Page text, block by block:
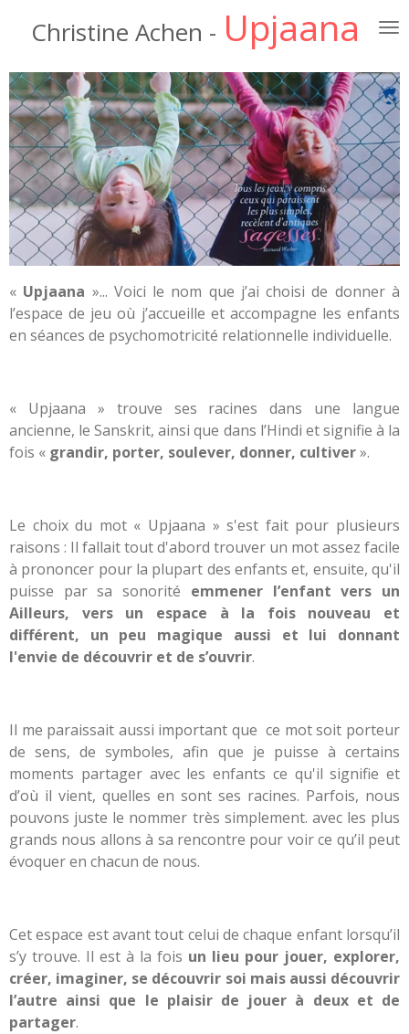
principal
Christine Achen - Upjaana
« Upjaana »... Voici le nom que j’ai choisi de donner à
l’espace de jeu où j’accueille et accompagne les enfants
en séances de psychomotricité relationnelle individuelle.
« Upjaana » trouve ses racines dans une langue
ancienne, le Sanskrit, ainsi que dans l’Hindi et signifie à la
fois « grandir, porter, soulever, donner, cultiver».
Le choix du mot « Upjaana » s'est fait pour plusieurs
raisons : Il fallait tout d'abord trouver un mot assez facile
à prononcer pour la plupart des enfants et, ensuite, qu'il
puisse par sa sonorité emmener l’enfant vers un
Ailleurs, vers un espace à la fois nouveau et
différent, un peu magique aussi et lui donnant
l'envie de découvrir et de s’ouvrir.
Il me paraissait aussi important que ce mot soit porteur
de sens, de symboles, afin que je puisse à certains
moments partager avec les enfants ce qu'il signifie et
d’où il vient, quelles en sont ses racines. Parfois, nous
pouvons juste le nommer très simplement. avec les plus
grands nous allons à sa rencontre pour voir ce qu’il peut
évoquer en chacun de nous.
Cet espace est avant tout celui de chaque enfant lorsqu’il
s’y trouve. Il est à la fois un lieu pour jouer, explorer,
créer, imaginer, se découvrir soi mais aussi découvrir
l’autre ainsi que le plaisir de jouer à deux et de
partager.